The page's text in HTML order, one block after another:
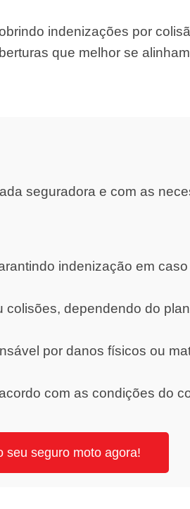
indenizações por
que melhor se
seguradora e com as
indenização em
dependendo do
por danos físicos ou
com as condições do
seu seguro moto agora!